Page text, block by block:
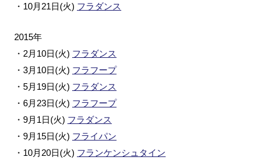
・10月21日(火) フラダンス
2015年
・2月10日(火) フラダンス
・3月10日(火) フラフープ
・5月19日(火) フラダンス
・6月23日(火) フラフープ
・9月1日(火) フラダンス
・9月15日(火) フライパン
・10月20日(火) フランケンシュタイン